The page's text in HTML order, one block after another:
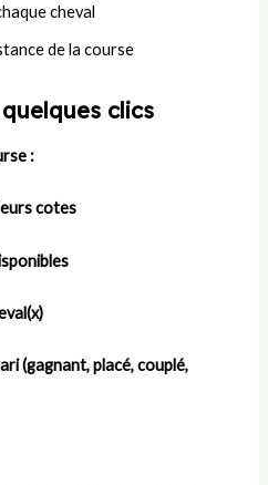
cheval
de la course
clics
:
cotes
(gagnant, placé, couplé,